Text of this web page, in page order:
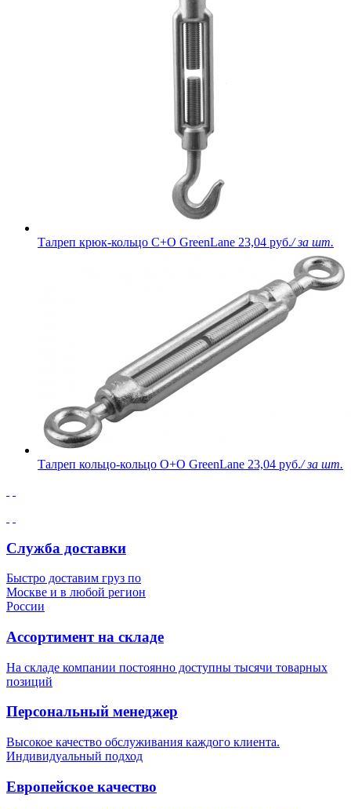
Талреп крюк-кольцо С+O GreenLane 23,04 руб./ за шт.
Талреп кольцо-кольцо О+О GreenLane 23,04 руб./ за шт.
Служба доставки
Быстро доставим груз по
Москве и в любой регион
России
Ассортимент на складе
На складе компании постоянно доступны тысячи товарных
позиций
Персональный менеджер
Высокое качество обслуживания каждого клиента.
Индивидуальный подход
Европейское качество